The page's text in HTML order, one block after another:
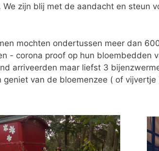
We zijn blij met de aandacht en steun
mochten ondertussen meer dan
- corona proof op hun bloembedden
arriveerden maar liefst 3
geniet van de bloemenzee ( of vijvertje